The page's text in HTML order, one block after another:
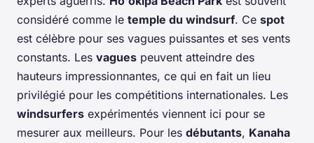
considéré comme le temple du windsurf. Ce spot
est célèbre pour ses vagues puissantes et ses vents
constants. Les vagues peuvent atteindre des
hauteurs impressionnantes, ce qui en fait un lieu
privilégié pour les compétitions internationales. Les
windsurfers expérimentés viennent ici pour se
mesurer aux meilleurs. Pour les débutants, Kanaha